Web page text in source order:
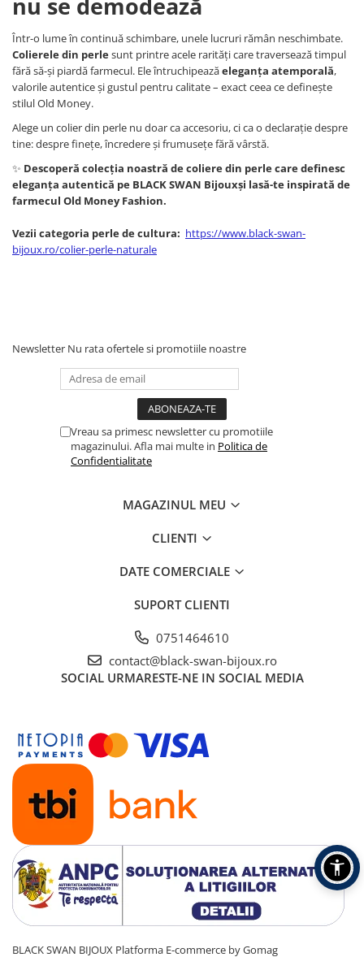
Într-o lume în continuă schimbare, unele lucruri rămân neschimbate.
Colierele din perlesunt printre acele rarități care traversează timpul
fără să-și piardă farmecul. Ele întruchipeazăeleganța atemporală,
valorile autentice și gustul pentru calitate – exact ceea ce definește
stilul Old Money.
Alege un colier din perle nu doar ca accesoriu, ci ca o declarație despre
tine: despre finețe, încredere și frumusețe fără vârstă.
✨ Descoperă colecția noastră de coliere din perle care definesc
eleganța autentică pe BLACK SWAN Bijouxși lasă-te inspirată de
farmecul Old Money Fashion.
Vezii categoria perle de cultura: https://www.black-swan-
bijoux.ro/colier-perle-naturale
Newsletter Nu rata ofertele si promotiile noastre
Vreau sa primesc newsletter cu promotiile
magazinului. Afla mai multe in Politica de
Confidentialitate
MAGAZINUL MEU
CLIENTI
DATE COMERCIALE
SUPORT CLIENTI
0751464610
contact@black-swan-bijoux.ro
SOCIAL URMARESTE-NE IN SOCIAL MEDIA
BLACK SWAN BIJOUX Platforma E-commerce by Gomag